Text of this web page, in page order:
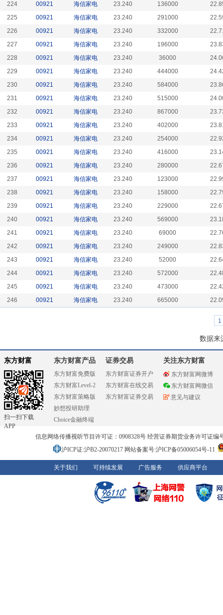
224
00921 海信家电 23.240 136000
225
00921 海信家电 23.240 291000
226
00921 海信家电 23.240 332000
227
00921 海信家电 23.240 196000
228
00921 海信家电 23.240 36000
229
00921 海信家电 23.240 444000
230
00921 海信家电 23.240 584000
231
00921 海信家电 23.240 515000
232
00921 海信家电 23.240 867000
233
00921 海信家电 23.240 402000
234
00921 海信家电 23.240 254000
235
00921 海信家电 23.240 416000
236
00921 海信家电 23.240 280000
237
00921 海信家电 23.240 123000
238
00921 海信家电 23.240 158000
239
00921 海信家电 23.240 229000
240
00921 海信家电 23.240 569000
241
00921 海信家电 23.240 69000
242
00921 海信家电 23.240 249000
243
00921 海信家电 23.240 52000
244
00921 海信家电 23.240 572000
245
00921 海信家电 23.240 473000
246
00921 海信家电 23.240 665000
1
数据来
东方财富
扫一扫下载
APP
东方财富产品
东方财富免费版
东方财富Level-2
东方财富策略版
妙想投研助理
Choice金融终端
证券交易
东方财富证券开户
东方财富在线交易
东方财富证券交易
关注东方财富
东方财富网微博
东方财富网微信
意见与建议
信息网络传播视听节目许可证：0908328号 经营证券期货业务许可证编
沪ICP证:沪B2-20070217 网站备案号:沪ICP备05006054号-11
关于我们 可持续发展 广告服务 供应商平台